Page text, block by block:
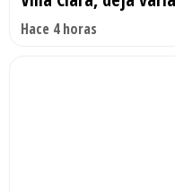
Hace 4 horas